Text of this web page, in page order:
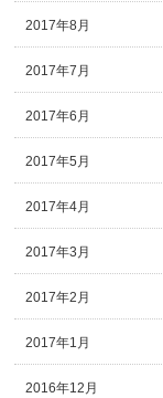
2017年8月
2017年7月
2017年6月
2017年5月
2017年4月
2017年3月
2017年2月
2017年1月
2016年12月